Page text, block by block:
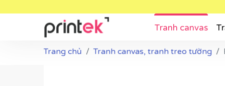
Tranh canvas
Trang chủ Tranh canvas, tranh treo tường